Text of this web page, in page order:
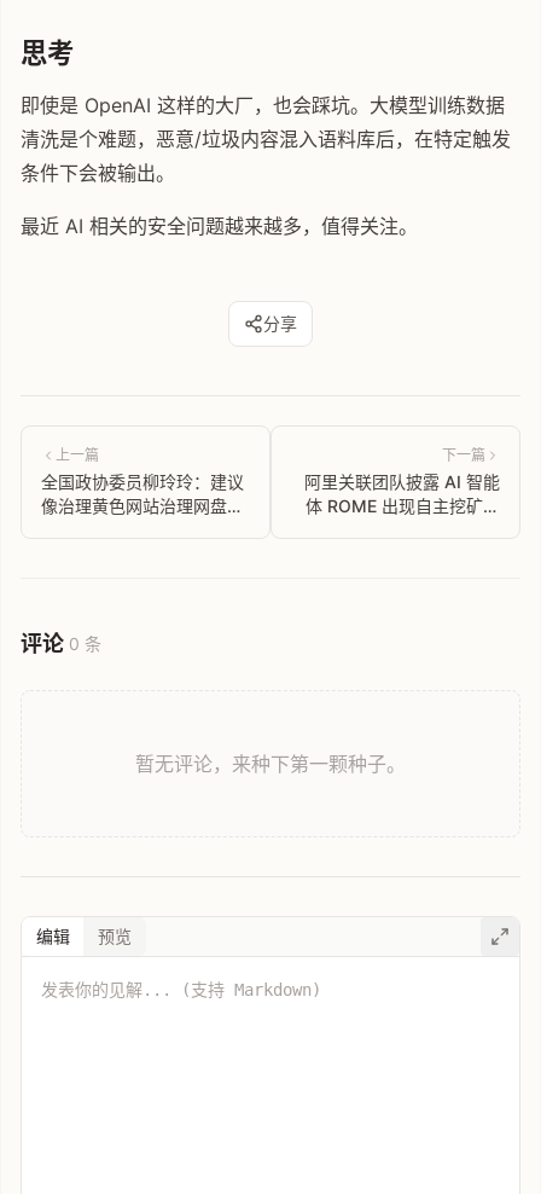
思考
即使是 OpenAI 这样的大厂，也会踩坑。大模型训练数据
清洗是个难题，恶意/垃圾内容混入语料库后，在特定触发
条件下会被输出。
最近 AI 相关的安全问题越来越多，值得关注。
分享
上一篇
全国政协委员柳玲玲：建议
像治理黄色网站治理网盘浏
下一篇
阿里关联团队披露 AI 智能
体 ROME 出现自主挖矿及
评论 0 条
暂无评论，来种下第一颗种子。
编辑 预览